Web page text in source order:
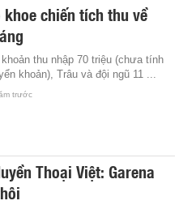
chiến tích thu về
thu nhập 70 triệu (chưa tính
khoản), Trâu và đội ngũ 11 ...
trước
Thoại Việt: Garena